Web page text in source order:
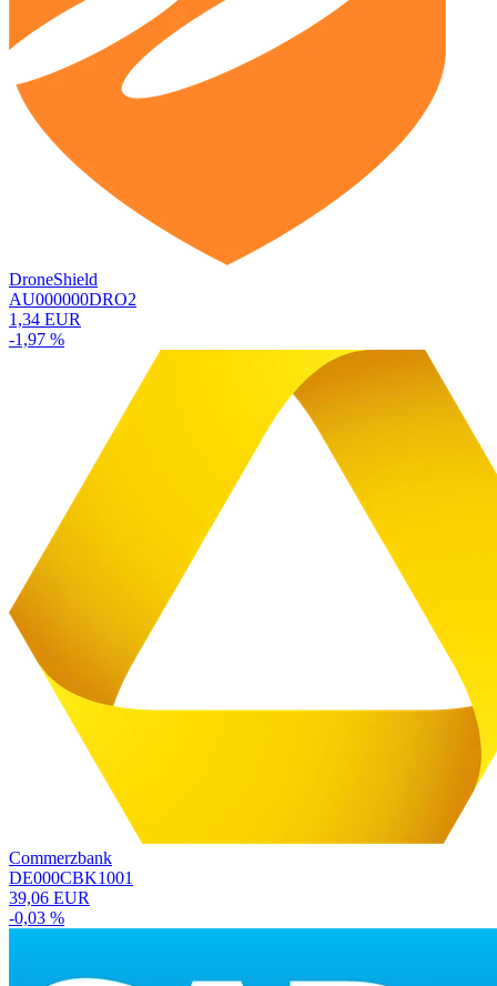
DroneShield
AU000000DRO2
1,34 EUR
-1,97 %
Commerzbank
DE000CBK1001
39,06 EUR
-0,03 %